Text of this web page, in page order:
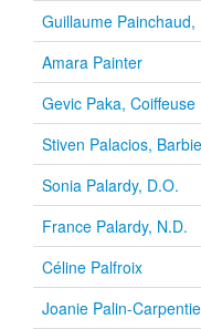
Guillaume Painchaud,
Amara Painter
Gevic Paka, Coiffeuse
Stiven Palacios,
Sonia Palardy, D.O.
France Palardy, N.D.
Céline Palfroix
Joanie Palin-